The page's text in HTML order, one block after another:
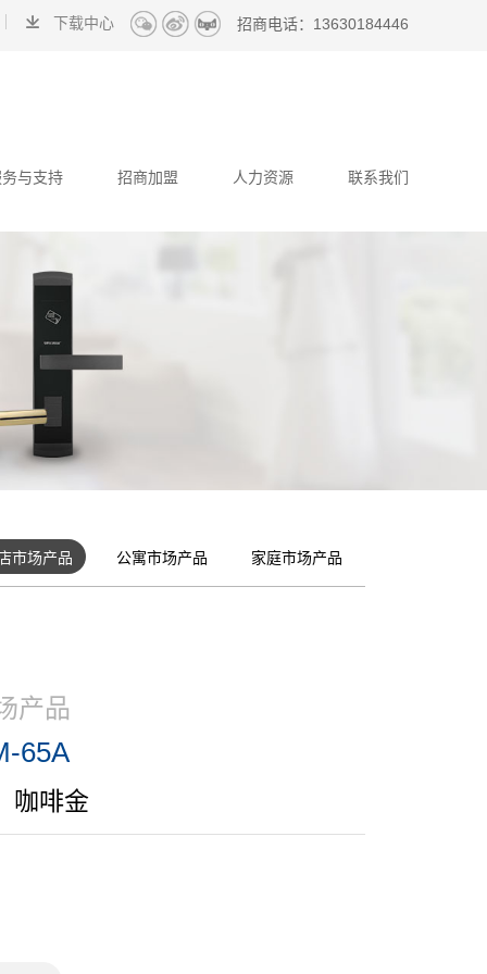
招商电话： 13630184446
下载中心
与支持 招商加盟 人力资源 联系我们
市场产品 公寓市场产品 家庭市场产品
产品
65A
咖啡金